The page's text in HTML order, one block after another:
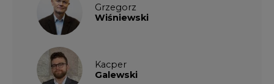
Grzegorz
Wiśniewski
Kacper
Galewski